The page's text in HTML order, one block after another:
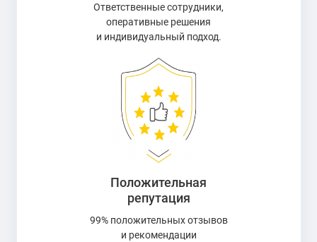
Ответственные сотрудники,
оперативные решения
и индивидуальный подход.
Положительная
репутация
99% положительных отзывов
и рекомендации